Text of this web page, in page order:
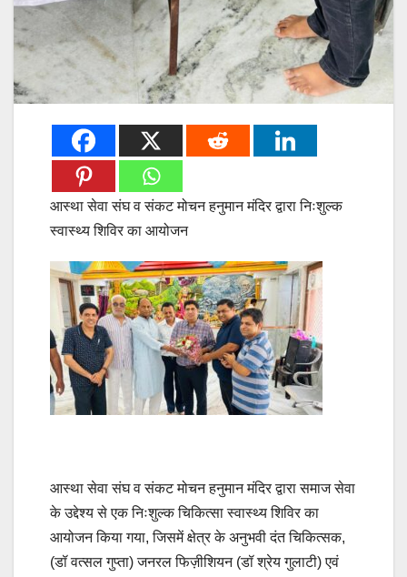
आस्था सेवा संघ व संकट मोचन हनुमान मंदिर द्वारा निःशुल्क
स्वास्थ्य शिविर का आयोजन
आस्था सेवा संघ व संकट मोचन हनुमान मंदिर द्वारा समाज सेवा
के उद्देश्य से एक निःशुल्क चिकित्सा स्वास्थ्य शिविर का
आयोजन किया गया, जिसमें क्षेत्र के अनुभवी दंत चिकित्सक,
(डॉ वत्सल गुप्ता) जनरल फिज़ीशियन (डॉ श्रेय गुलाटी) एवं